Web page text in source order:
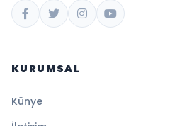
KURUMSAL
Künye